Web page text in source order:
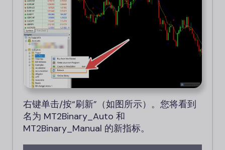
右键单击/按“刷新”（如图所示）。您将看到
名为 MT2Binary_Auto 和
MT2Binary_Manual 的新指标。